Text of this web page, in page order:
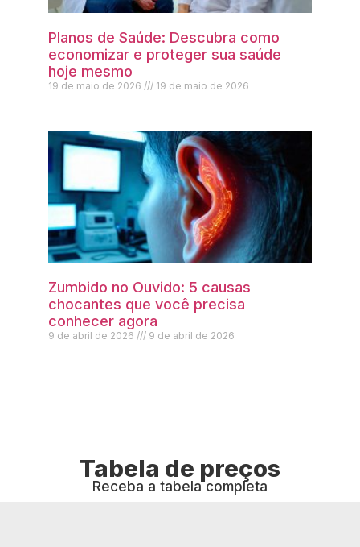
Planos de Saúde: Descubra como
economizar e proteger sua saúde
hoje mesmo
19 de maio de 2026 19 de maio de 2026
Zumbido no Ouvido: 5 causas
chocantes que você precisa
conhecer agora
9 de abril de 2026 9 de abril de 2026
Tabela de preços
Receba a tabela completa